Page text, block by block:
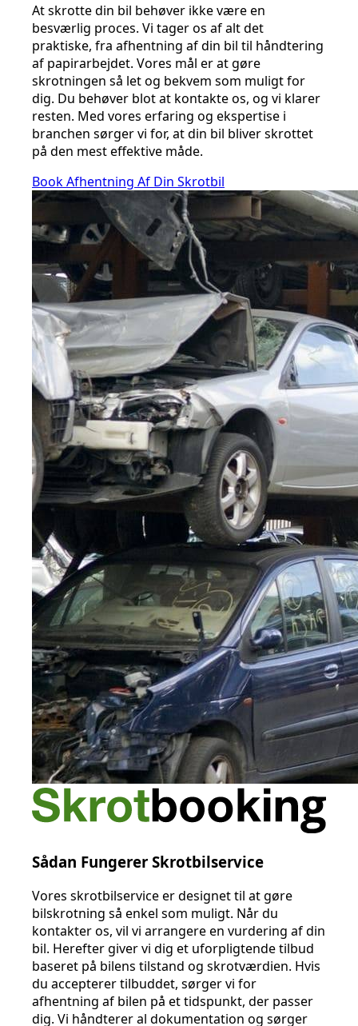
At skrotte din bil behøver ikke være en
besværlig proces. Vi tager os af alt det
praktiske, fra afhentning af din bil til håndtering
af papirarbejdet. Vores mål er at gøre
skrotningen så let og bekvem som muligt for
dig. Du behøver blot at kontakte os, og vi klarer
resten. Med vores erfaring og ekspertise i
branchen sørger vi for, at din bil bliver skrottet
på den mest effektive måde.
Book Afhentning Af Din Skrotbil
Sådan Fungerer Skrotbilservice
Vores skrotbilservice er designet til at gøre
bilskrotning så enkel som muligt. Når du
kontakter os, vil vi arrangere en vurdering af din
bil. Herefter giver vi dig et uforpligtende tilbud
baseret på bilens tilstand og skrotværdien. Hvis
du accepterer tilbuddet, sørger vi for
afhentning af bilen på et tidspunkt, der passer
dig. Vi håndterer al dokumentation og sørger